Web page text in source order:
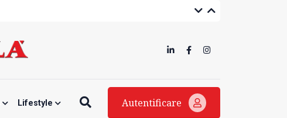
Lifestyle Autentificare